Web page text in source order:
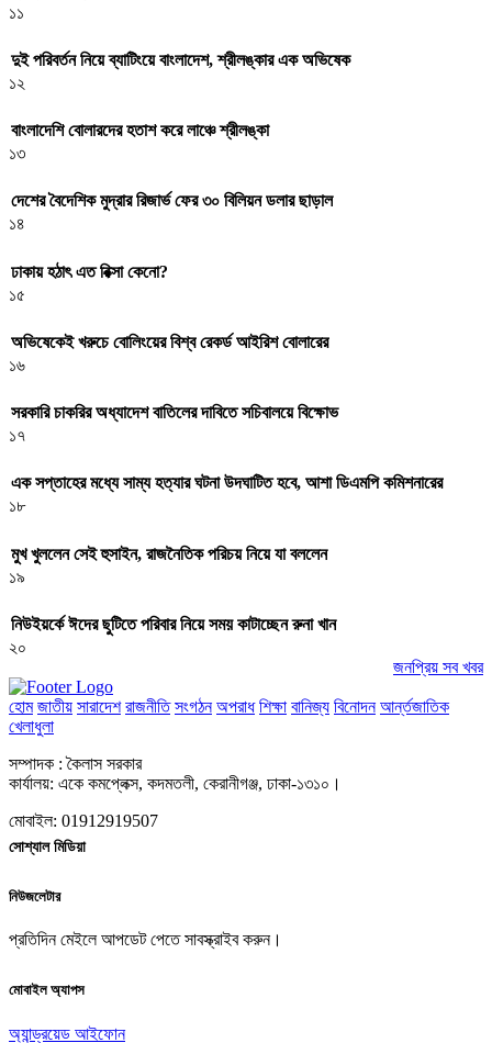
১১
দুই পরিবর্তন নিয়ে ব্যাটিংয়ে বাংলাদেশ, শ্রীলঙ্কার এক অভিষেক
১২
বাংলাদেশি বোলারদের হতাশ করে লাঞ্চে শ্রীলঙ্কা
১৩
দেশের বৈদেশিক মুদ্রার রিজার্ভ ফের ৩০ বিলিয়ন ডলার ছাড়াল
১৪
ঢাকায় হঠাৎ এত রিক্সা কেনো?
১৫
অভিষেকেই খরুচে বোলিংয়ের বিশ্ব রেকর্ড আইরিশ বোলারের
১৬
সরকারি চাকরির অধ্যাদেশ বাতিলের দাবিতে সচিবালয়ে বিক্ষোভ
১৭
এক সপ্তাহের মধ্যে সাম্য হত্যার ঘটনা উদঘাটিত হবে, আশা ডিএমপি কমিশনারের
১৮
মুখ খুললেন সেই হুসাইন, রাজনৈতিক পরিচয় নিয়ে যা বললেন
১৯
নিউইয়র্কে ঈদের ছুটিতে পরিবার নিয়ে সময় কাটাচ্ছেন রুনা খান
২০
জনপ্রিয় সব খবর
হোম জাতীয় সারাদেশ রাজনীতি সংগঠন অপরাধ শিক্ষা বানিজ্য বিনোদন আর্ন্তজাতিক
খেলাধুলা
সম্পাদক : কৈলাস সরকার
কার্যালয়: একে কমপ্লেক্স, কদমতলী, কেরানীগঞ্জ, ঢাকা-১৩১০।
মোবাইল: 01912919507
সোশ্যাল মিডিয়া
নিউজলেটার
প্রতিদিন মেইলে আপডেট পেতে সাবস্ক্রাইব করুন।
মোবাইল অ্যাপস
অ্যান্ড্রয়েড আইফোন